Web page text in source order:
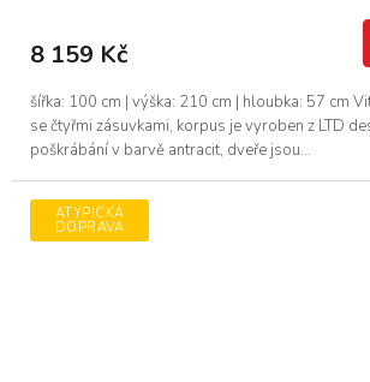
8 159 Kč
šířka: 100 cm | výška: 210 cm | hloubka: 57 cm
se čtyřmi zásuvkami, korpus je vyroben z LTD
poškrábání v barvě antracit, dveře jsou...
ATYPICKÁ
DOPRAVA